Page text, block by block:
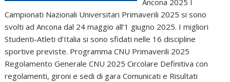
Campionati Nazionali Universitari Primaverili 2025 si sono
svolti ad Ancona dal 24 maggio all’1 giugno 2025. I migliori
Studenti-Atleti d’Italia si sono sfidati nelle 16 discipline
sportive previste. Programma CNU Primaverili 2025
Regolamento Generale CNU 2025 Circolare Definitiva con
regolamenti, gironi e sedi di gara Comunicati e Risultati